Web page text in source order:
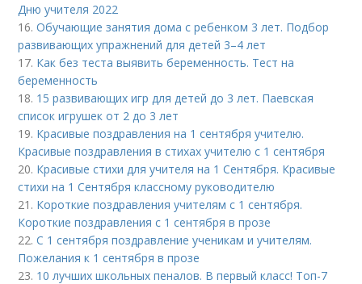
Дню учителя 2022
16.Обучающие занятия дома с ребенком 3 лет. Подбор
развивающих упражнений для детей 3–4 лет
17. Как без теста выявить беременность. Тест на
беременность
18. 15 развивающих игр для детей до 3 лет. Паевская
список игрушек от 2 до 3 лет
19. Красивые поздравления на 1 сентября учителю.
Красивые поздравления в стихах учителю с 1 сентября
20. Красивые стихи для учителя на 1 Сентября. Красивые
стихи на 1 Сентября классному руководителю
21. Короткие поздравления учителям с 1 сентября.
Короткие поздравления с 1 сентября в прозе
22.С 1 сентября поздравление ученикам и учителям.
Пожелания к 1 сентября в прозе
23. 10 лучших школьных пеналов. В первый класс! Топ-7